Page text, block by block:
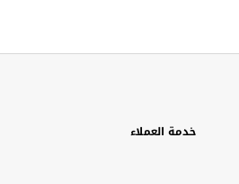
خدمة العملاء